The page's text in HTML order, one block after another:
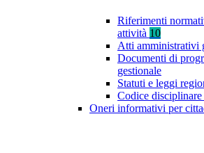
Riferimenti
attività 10
Atti amministrativi
Documenti di
gestionale
Statuti e leggi
Codice
Oneri informativi per